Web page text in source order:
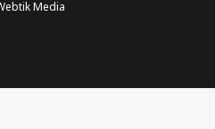
Media